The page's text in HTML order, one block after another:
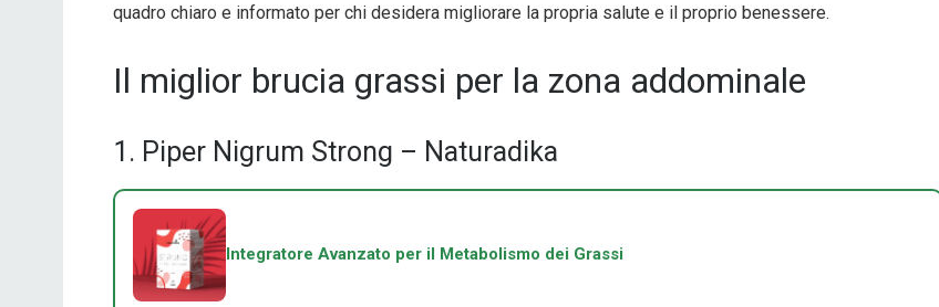
quadro chiaro e informato per chi desidera migliorare la propria salute e il proprio benessere.
Il miglior brucia grassi per la zona addominale
1. Piper Nigrum Strong – Naturadika
Integratore Avanzato per il Metabolismo dei Grassi